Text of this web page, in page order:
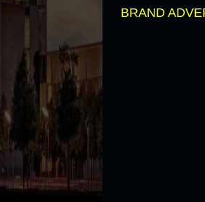
BRAND